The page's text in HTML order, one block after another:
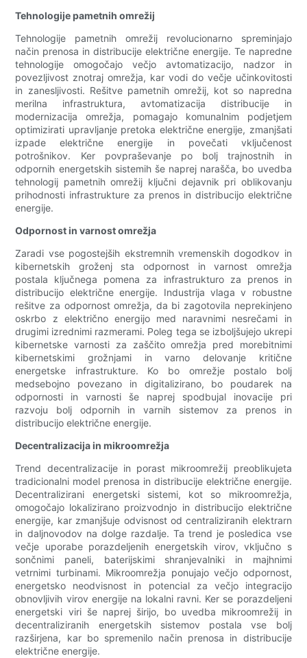
Tehnologije pametnih omrežij
Tehnologije pametnih omrežij revolucionarno spreminjajo
način prenosa in distribucije električne energije. Te napredne
tehnologije omogočajo večjo avtomatizacijo, nadzor in
povezljivost znotraj omrežja, kar vodi do večje učinkovitosti
in zanesljivosti. Rešitve pametnih omrežij, kot so napredna
merilna infrastruktura, avtomatizacija distribucije in
modernizacija omrežja, pomagajo komunalnim podjetjem
optimizirati upravljanje pretoka električne energije, zmanjšati
izpade električne energije in povečati vključenost
potrošnikov. Ker povpraševanje po bolj trajnostnih in
odpornih energetskih sistemih še naprej narašča, bo uvedba
tehnologij pametnih omrežij ključni dejavnik pri oblikovanju
prihodnosti infrastrukture za prenos in distribucijo električne
energije.
Odpornost in varnost omrežja
Zaradi vse pogostejših ekstremnih vremenskih dogodkov in
kibernetskih groženj sta odpornost in varnost omrežja
postala ključnega pomena za infrastrukturo za prenos in
distribucijo električne energije. Industrija vlaga v robustne
rešitve za odpornost omrežja, da bi zagotovila neprekinjeno
oskrbo z električno energijo med naravnimi nesrečami in
drugimi izrednimi razmerami. Poleg tega se izboljšujejo ukrepi
kibernetske varnosti za zaščito omrežja pred morebitnimi
kibernetskimi grožnjami in varno delovanje kritične
energetske infrastrukture. Ko bo omrežje postalo bolj
medsebojno povezano in digitalizirano, bo poudarek na
odpornosti in varnosti še naprej spodbujal inovacije pri
razvoju bolj odpornih in varnih sistemov za prenos in
distribucijo električne energije.
Decentralizacija in mikroomrežja
Trend decentralizacije in porast mikroomrežij preoblikujeta
tradicionalni model prenosa in distribucije električne energije.
Decentralizirani energetski sistemi, kot so mikroomrežja,
omogočajo lokalizirano proizvodnjo in distribucijo električne
energije, kar zmanjšuje odvisnost od centraliziranih elektrarn
in daljnovodov na dolge razdalje. Ta trend je posledica vse
večje uporabe porazdeljenih energetskih virov, vključno s
sončnimi paneli, baterijskimi shranjevalniki in majhnimi
vetrnimi turbinami. Mikroomrežja ponujajo večjo odpornost,
energetsko neodvisnost in potencial za večjo integracijo
obnovljivih virov energije na lokalni ravni. Ker se porazdeljeni
energetski viri še naprej širijo, bo uvedba mikroomrežij in
decentraliziranih energetskih sistemov postala vse bolj
razširjena, kar bo spremenilo način prenosa in distribucije
električne energije.